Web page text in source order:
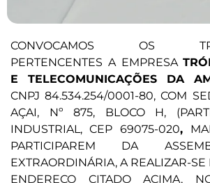
CONVOCAMOS OS
PERTENCENTES A EMPRESA
E TELECOMUNICAÇÕES DA
CNPJ 84.534.254/0001-80, COM
AÇAI, Nº 875, BLOCO H,
INDUSTRIAL, CEP 69075-020,
PARTICIPAREM DA
EXTRAORDINÁRIA, A REALIZAR-SE
ENDEREÇO CITADO ACIMA,